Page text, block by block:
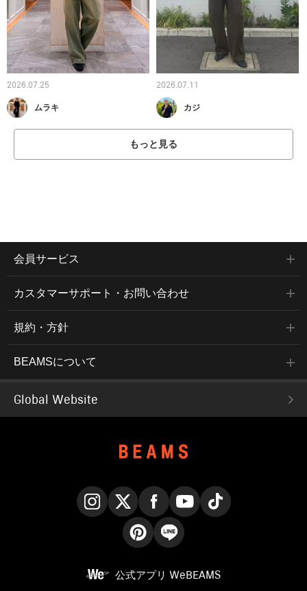
2026.07.25
ムラキ
2026.07.11
カジ
もっと見る
会員サービス
カスタマーサポート・お問い合わせ
規約・方針
BEAMSについて
Global Website
公式アプリ WeBEAMS